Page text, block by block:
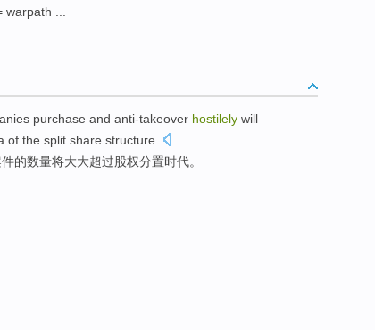
warpath ...
purchase and anti-takeover hostilely will
of the split share structure.
的数量将大大超过股权分置时代。